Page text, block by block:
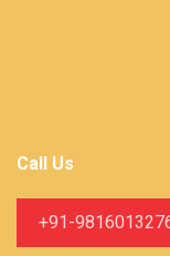
Call Us
+91-